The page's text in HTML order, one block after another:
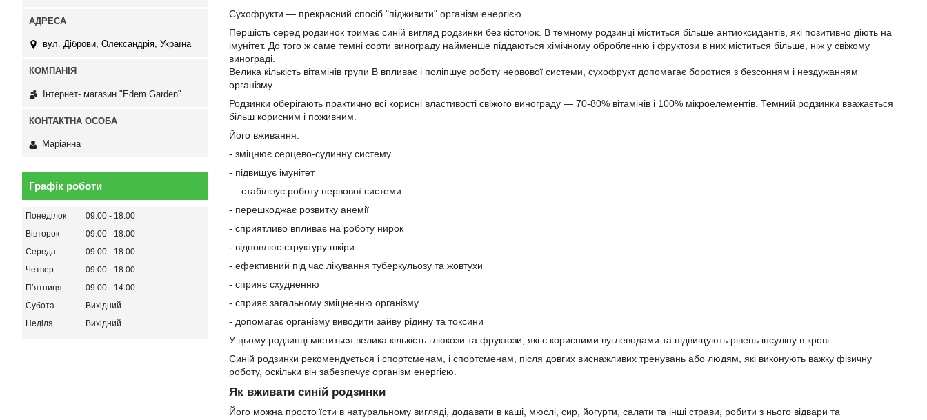
Сухофрукти — прекрасний спосіб "підживити" організм енергією.
Першість серед родзинок тримає синій вигляд родзинки без кісточок. В темному родзинці міститься більше антиоксидантів, які позитивно діють на
імунітет. До того ж саме темні сорти винограду найменше піддаються хімічному обробленню і фруктози в них міститься більше, ніж у свіжому
винограді.
Велика кількість вітамінів групи B впливає і поліпшує роботу нервової системи, сухофрукт допомагає боротися з безсонням і нездужанням
організму.
Родзинки оберігають практично всі корисні властивості свіжого винограду — 70-80% вітамінів і 100% мікроелементів. Темний родзинки вважається
більш корисним і поживним.
Його вживання:
- зміцнює серцево-судинну систему
- підвищує імунітет
— стабілізує роботу нервової системи
- перешкоджає розвитку анемії
- сприятливо впливає на роботу нирок
- відновлює структуру шкіри
- ефективний під час лікування туберкульозу та жовтухи
- сприяє схудненню
- сприяє загальному зміцненню організму
- допомагає організму виводити зайву рідину та токсини
У цьому родзинці міститься велика кількість глюкози та фруктози, які є корисними вуглеводами та підвищують рівень інсуліну в крові.
Синій родзинки рекомендується і спортсменам, і спортсменам, після довгих виснажливих тренувань або людям, які виконують важку фізичну
роботу, оскільки він забезпечує організм енергією.
Як вживати синій родзинки
Його можна просто їсти в натуральному вигляді, додавати в каші, мюслі, сир, йогурти, салати та інші страви, робити з нього відвари та
вул. Діброви, Олександрія, Україна
Інтернет- магазин "Edem Garden"
Маріанна
Графік роботи
Понеділок 09:00
18:00
Вівторок
09:00
18:00
Середа
09:00
18:00
Четвер
09:00
18:00
Пʼятниця
09:00
14:00
Субота
Вихідний
Неділя
Вихідний